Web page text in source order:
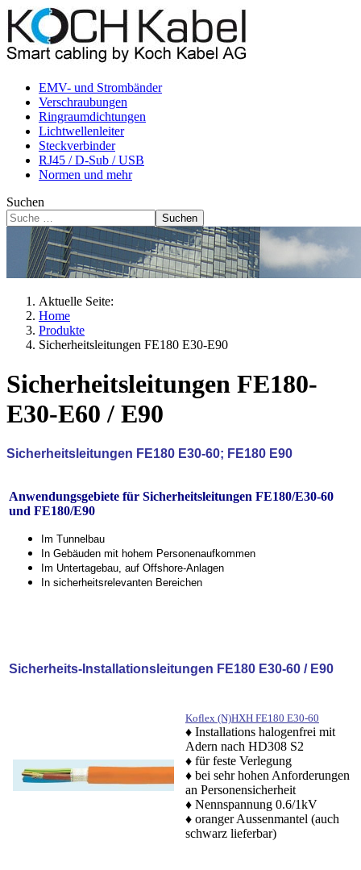
EMV- und Strombänder
Verschraubungen
Ringraumdichtungen
Lichtwellenleiter
Steckverbinder
RJ45 / D-Sub / USB
Normen und mehr
Suchen
Suchen
Aktuelle Seite:
Home
Produkte
Sicherheitsleitungen FE180 E30-E90
Sicherheitsleitungen FE180-
E30-E60 / E90
Sicherheitsleitungen FE180 E30-60; FE180 E90
Anwendungsgebiete für Sicherheitsleitungen FE180/E30-60
und FE180/E90
Im Tunnelbau
In Gebäuden mit hohem Personenaufkommen
Im Untertagebau, auf Offshore-Anlagen
In sicherheitsrelevanten Bereichen
Sicherheits-Installationsleitungen FE180 E30-60 / E90
Koflex (N)HXH FE180 E30-60
♦ Installations halogenfrei mit
Adern nach HD308 S2
♦ für feste Verlegung
♦ bei sehr hohen Anforderungen
an Personensicherheit
♦ Nennspannung 0.6/1kV
♦ oranger Aussenmantel (auch
schwarz lieferbar)